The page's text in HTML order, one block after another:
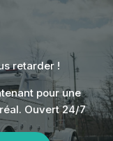
retarder !
pour une
Ouvert 24/7